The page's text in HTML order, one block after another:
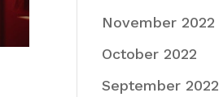
November 2022
October 2022
September 2022